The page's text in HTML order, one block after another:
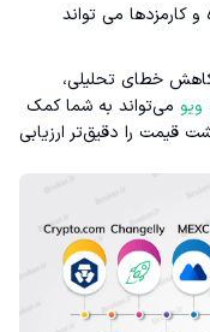
کارمزدها می تواند
خطای تحلیلی،
ویو می‌تواند به شما کمک
قیمت را دقیق‌تر ارزیابی